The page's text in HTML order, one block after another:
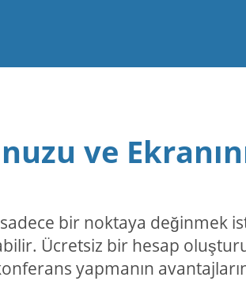
ve
bir noktaya değinmek
Ücretsiz bir hesap
yapmanın